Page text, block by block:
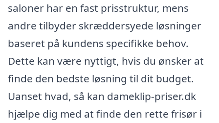
saloner har en fast prisstruktur, mens
andre tilbyder skræddersyede løsninger
baseret på kundens specifikke behov.
Dette kan være nyttigt, hvis du ønsker at
finde den bedste løsning til dit budget.
Uanset hvad, så kan dameklip-priser.dk
hjælpe dig med at finde den rette frisør i